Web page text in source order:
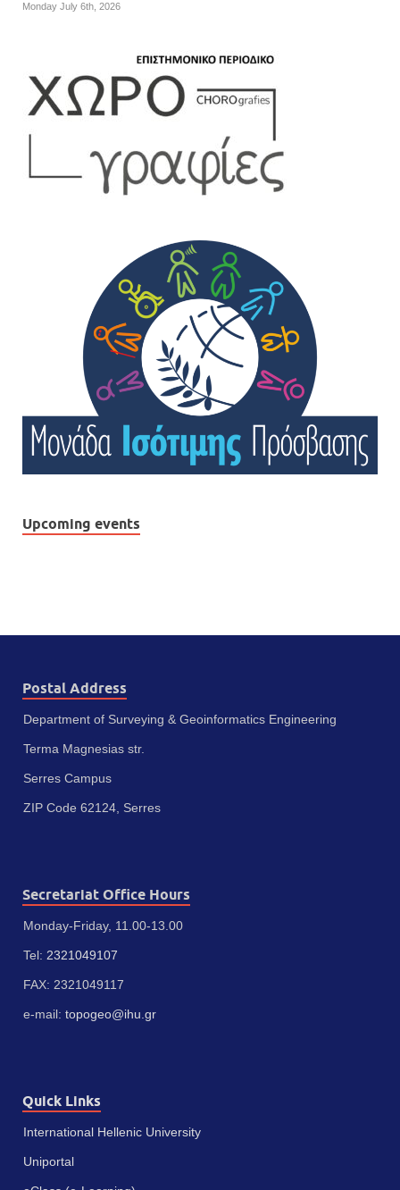
Monday July 6th, 2026
Upcoming events
Postal Address
Department of Surveying & Geoinformatics Engineering
Terma Magnesias str.
Serres Campus
ZIP Code 62124, Serres
Secretariat Office Hours
Monday-Friday, 11.00-13.00
Tel: 2321049107
FAX: 2321049117
e-mail: topogeo@ihu.gr
Quick Links
International Hellenic University
Uniportal